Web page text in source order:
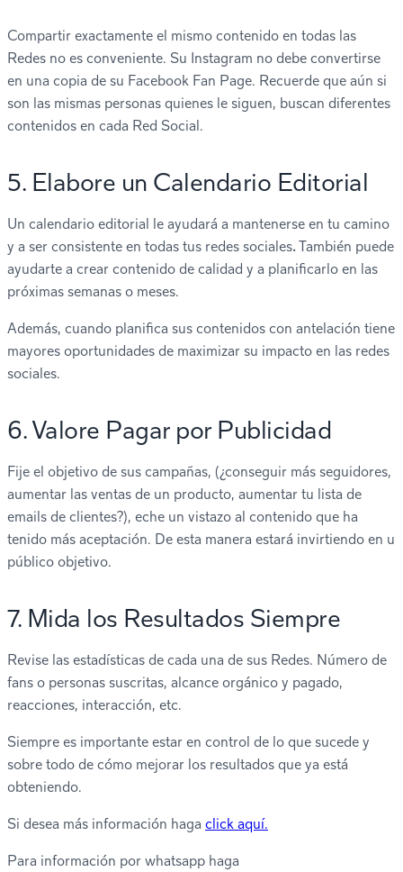
Compartir exactamente el mismo contenido en todas las
Redes no es conveniente. Su Instagram no debe convertirse
en una copia de su Facebook Fan Page. Recuerde que aún si
son las mismas personas quienes le siguen, buscan diferentes
contenidos en cada Red Social.
5. Elabore un Calendario Editorial
Un calendario editorial le ayudará a mantenerse en tu camino
y a ser consistente en todas tus redes sociales.También puede
ayudarte a crear contenido de calidad y a planificarlo en las
próximas semanas o meses.
Además, cuando planifica sus contenidos con antelación tiene
mayores oportunidades de maximizar su impacto en las redes
sociales.
6. Valore Pagar por Publicidad
Fije el objetivo de sus campañas, (¿conseguir más seguidores,
aumentar las ventas de un producto, aumentar tu lista de
emails de clientes?), eche un vistazo al contenido que ha
tenido más aceptación. De esta manera estará invirtiendo en u
público objetivo.
7. Mida los Resultados Siempre
Revise las estadísticas de cada una de sus Redes. Número de
fans o personas suscritas, alcance orgánico y pagado,
reacciones, interacción, etc.
Siempre es importante estar en control de lo que sucede y
sobre todo de cómo mejorar los resultados que ya está
obteniendo.
Si desea más información haga click aquí.
Para información por whatsapp haga